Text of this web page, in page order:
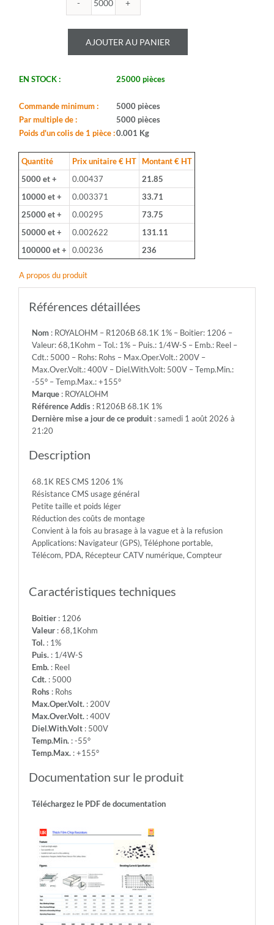
quantité
ROYALOHM
-
R1206B
Boitier:
1206
-
68,1Kohm
-
Tol.:
1%
-
Puis.:
1/4W-
S
-
-
Cdt.:
5000
Rohs:
Rohs
-
Max.Oper.Volt.:
200V
-
Max.Over.Volt.:
400V
Temp.Min.:
-55°
-
Temp.Max.:
+155°
AJOUTER AU PANIER
EN STOCK : 25000 pièces
Commande minimum :
5000 pièces
Par multiple de :
5000 pièces
Poids d'un colis de 1 pièce :0.001 Kg
Quantité Prix unitaire € HT
Montant € HT
5000 et +
0.00437
21.85
10000 et +
0.003371
33.71
25000 et +
0.00295
73.75
50000 et +
0.002622
131.11
100000 et +
0.00236 236
A propos du produit
Références détaillées
Nom: ROYALOHM – R1206B 68.1K 1% – Boitier: 1206 –
Valeur: 68,1Kohm – Tol.: 1% – Puis.: 1/4W-S – Emb.: Reel –
Cdt.: 5000 – Rohs: Rohs – Max.Oper.Volt.: 200V –
Max.Over.Volt.: 400V – Diel.With.Volt: 500V – Temp.Min.:
-55° – Temp.Max.: +155°
Marque: ROYALOHM
Référence Addis: R1206B 68.1K 1%
Dernière mise a jour de ce produit: samedi 1 août 2026 à
21:20
Description
68.1K RES CMS 1206 1%
Résistance CMS usage général
Petite taille et poids léger
Réduction des coûts de montage
Convient à la fois au brasage à la vague et à la refusion
Applications: Navigateur (GPS), Téléphone portable,
Télécom, PDA, Récepteur CATV numérique, Compteur
Caractéristiques techniques
Boitier: 1206
Valeur: 68,1Kohm
Tol.: 1%
Puis.: 1/4W-S
Emb.: Reel
Cdt.: 5000
Rohs: Rohs
Max.Oper.Volt.: 200V
Max.Over.Volt.: 400V
Diel.With.Volt: 500V
Temp.Min.: -55°
Temp.Max.: +155°
Documentation sur le produit
Téléchargez le PDF de documentation